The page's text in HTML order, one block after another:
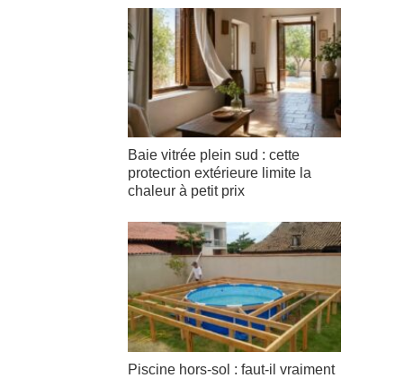
Baie vitrée plein sud : cette
protection extérieure limite la
chaleur à petit prix
Piscine hors-sol : faut-il vraiment